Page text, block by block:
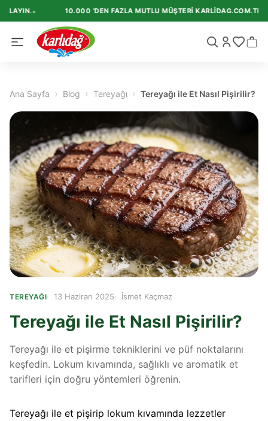
• 10.000 'DEN FAZLA MUTLU MÜŞTERI KARLIDAG.COM.TR'I
Ana Sayfa › Blog › Tereyağı › Tereyağı ile Et Nasıl Pişirilir?
TEREYAĞI 13 Haziran 2025 İsmet Kaçmaz
Tereyağı ile Et Nasıl Pişirilir?
Tereyağı ile et pişirme tekniklerini ve püf noktalarını
keşfedin. Lokum kıvamında, sağlıklı ve aromatik et
tarifleri için doğru yöntemleri öğrenin.
Tereyağı ile et pişirip lokum kıvamında lezzetler